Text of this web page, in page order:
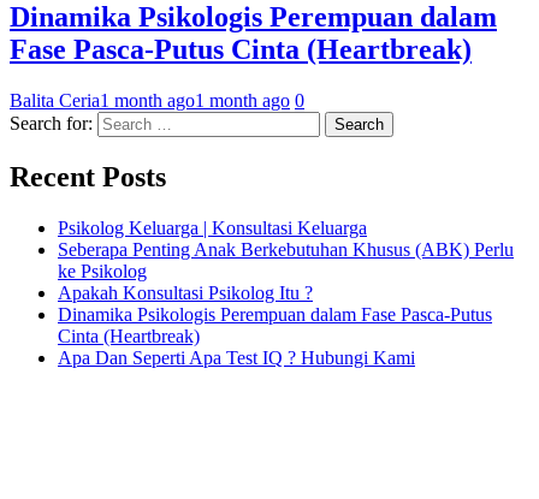
Dinamika Psikologis Perempuan dalam
Fase Pasca-Putus Cinta (Heartbreak)
Balita Ceria1 month ago1 month ago 0
Search for:
Recent Posts
Psikolog Keluarga | Konsultasi Keluarga
Seberapa Penting Anak Berkebutuhan Khusus (ABK) Perlu
ke Psikolog
Apakah Konsultasi Psikolog Itu ?
Dinamika Psikologis Perempuan dalam Fase Pasca-Putus
Cinta (Heartbreak)
Apa Dan Seperti Apa Test IQ ? Hubungi Kami